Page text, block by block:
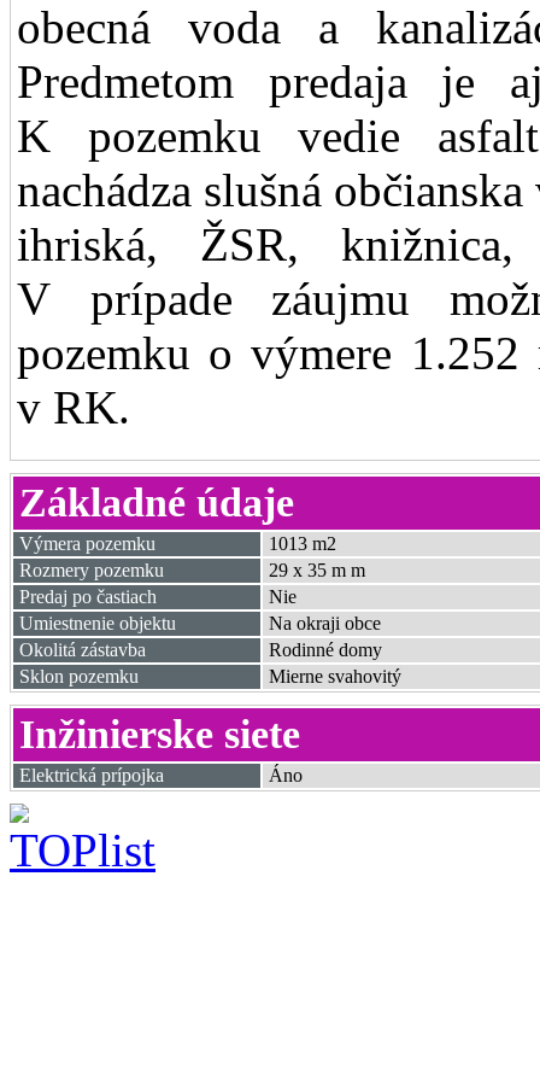
obecná voda a
Predmetom predaja je
K pozemku vedie
nachádza slušná
ihriská, ŽSR, knižnica,
V prípade záujmu
pozemku o výmere
v RK.
Základné údaje
Výmera pozemku
1013 m2
Rozmery pozemku
29 x 35 m m
Predaj po častiach
Nie
Umiestnenie objektu
Na okraji obce
Okolitá zástavba
Rodinné domy
Sklon pozemku
Mierne svahovitý
Inžinierske siete
Elektrická prípojka Áno